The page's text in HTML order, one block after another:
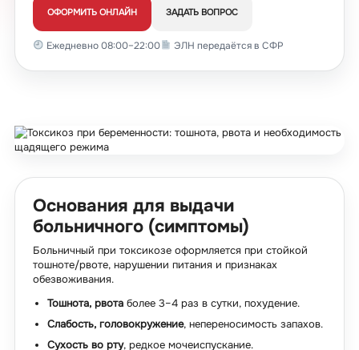
ОФОРМИТЬ ОНЛАЙН ЗАДАТЬ ВОПРОС
Ежедневно 08:00–22:00 ЭЛН передаётся в СФР
Основания для выдачи
больничного (симптомы)
Больничный при токсикозе оформляется при стойкой
тошноте/рвоте, нарушении питания и признаках
обезвоживания.
Тошнота, рвотаболее 3–4 раз в сутки, похудение.
Слабость, головокружение, непереносимость запахов.
Сухость во рту, редкое мочеиспускание.